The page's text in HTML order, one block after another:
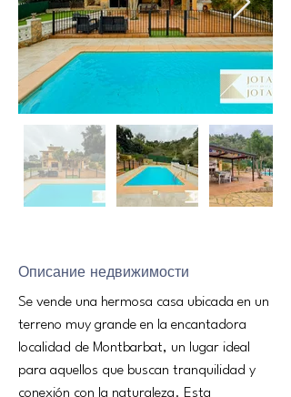
Описание недвижимости
Se vende una hermosa casa ubicada en un
terreno muy grande en la encantadora
localidad de Montbarbat, un lugar ideal
para aquellos que buscan tranquilidad y
conexión con la naturaleza. Esta